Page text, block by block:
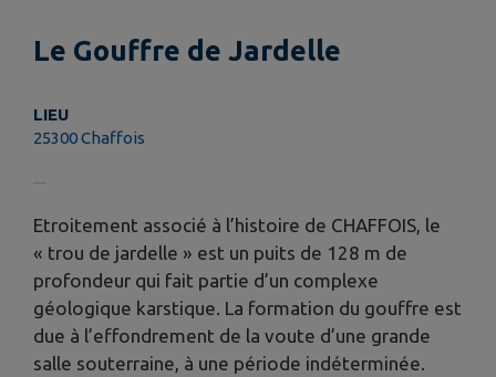
Le Gouffre de Jardelle
LIEU
25300 Chaffois
Etroitement associé à l’histoire de CHAFFOIS, le
« trou de jardelle » est un puits de 128 m de
profondeur qui fait partie d’un complexe
géologique karstique. La formation du gouffre est
due à l’effondrement de la voute d’une grande
salle souterraine, à une période indéterminée.